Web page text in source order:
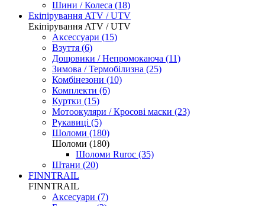
Шини / Колеса (18)
Екіпірування ATV / UTV
Екіпірування ATV / UTV
Аксессуари (15)
Взуття (6)
Дощовики / Непромокаюча (11)
Зимова / Термобілизна (25)
Комбінезони (10)
Комплекти (6)
Куртки (15)
Мотоокуляри / Кросові маски (23)
Рукавиці (5)
Шоломи (180)
Шоломи (180)
Шоломи Ruroc (35)
Штани (20)
FINNTRAIL
FINNTRAIL
Аксесуари (7)